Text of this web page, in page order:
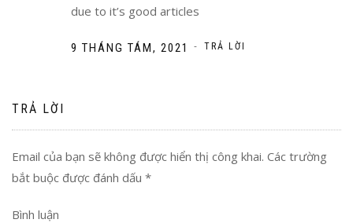
due to it’s good articles
9 THÁNG TÁM, 2021 - TRẢ LỜI
TRẢ LỜI
Email của bạn sẽ không được hiển thị công khai. Các trường
bắt buộc được đánh dấu *
Bình luận